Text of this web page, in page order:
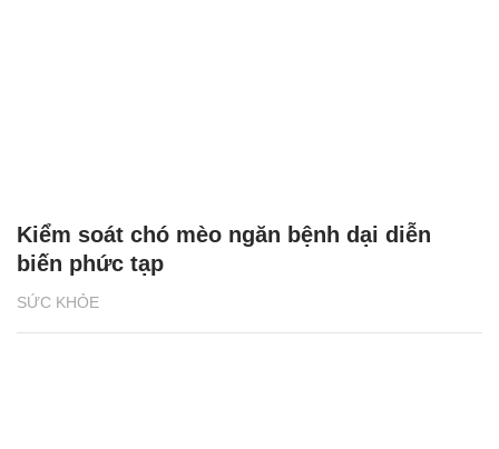
SỨC KHỎE
Kiểm soát chó mèo ngăn bệnh dại diễn
biến phức tạp